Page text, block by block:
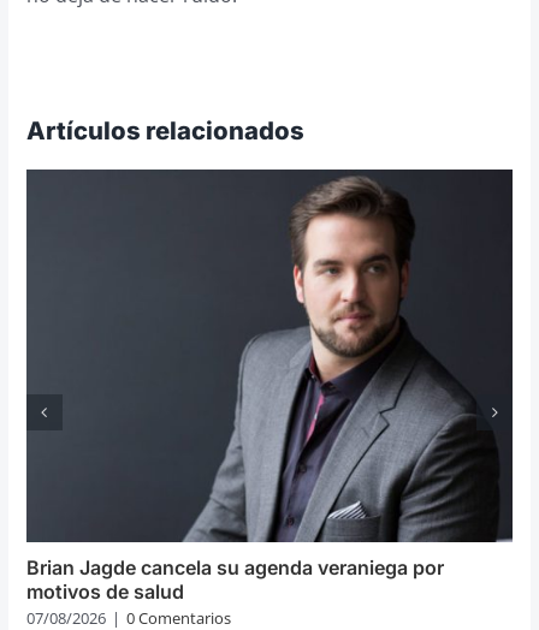
Artículos relacionados
Brian Jagde cancela su agenda veraniega por
motivos de salud
07/08/2026 | 0 Comentarios